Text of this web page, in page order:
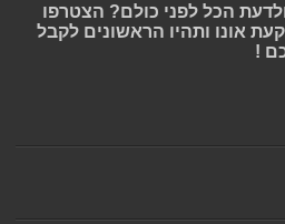
הכל לפני כולם? הצטרפו
אונו ותהיו הראשונים לקבל
!